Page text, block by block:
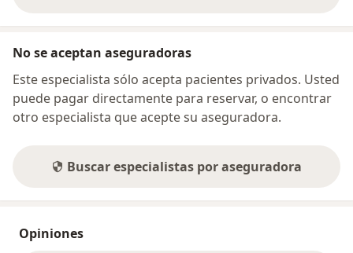
No se aceptan aseguradoras
Este especialista sólo acepta pacientes privados. Usted
puede pagar directamente para reservar, o encontrar
otro especialista que acepte su aseguradora.
Buscar especialistas por aseguradora
Opiniones